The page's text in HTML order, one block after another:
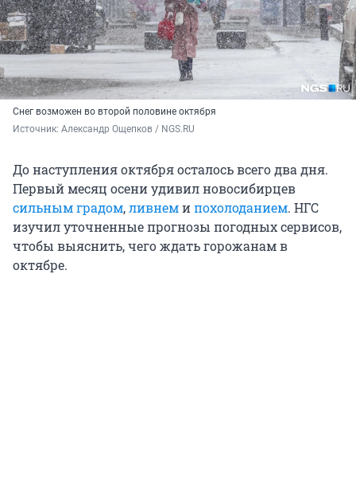
Снег возможен во второй половине октября
Источник: Александр Ощепков / NGS.RU
До наступления октября осталось всего два дня.
Первый месяц осени удивил новосибирцев
сильным градом,ливнемипохолоданием. НГС
изучил уточненные прогнозы погодных сервисов,
чтобы выяснить, чего ждать горожанам в
октябре.